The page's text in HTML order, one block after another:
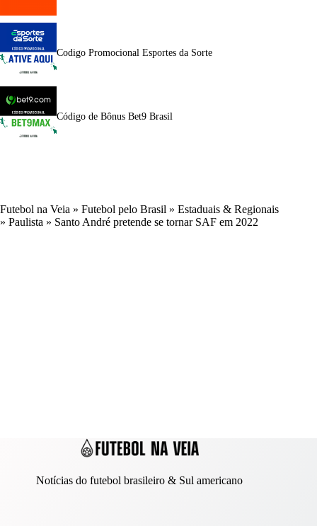
Codigo Promocional Esportes da Sorte
Código de Bônus Bet9 Brasil
Futebol na Veia » Futebol pelo Brasil » Estaduais & Regionais
» Paulista » Santo André pretende se tornar SAF em 2022
Notícias do futebol brasileiro & Sul americano